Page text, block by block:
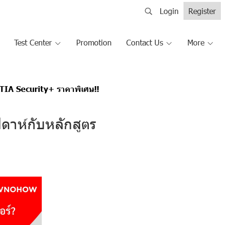
Login Register
Test Center Promotion Contact Us More
Security+ ราคาพิเศษ!!
าห์กับหลักสูตร